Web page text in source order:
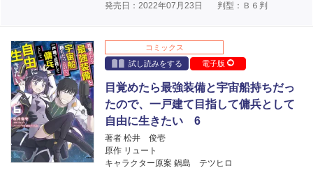
発売日：2022年07月23日 判型：Ｂ６判
コミックス
試し読みをする
電子版
目覚めたら最強装備と宇宙船持ちだっ
たので、一戸建て目指して傭兵として
自由に生きたい 6
著者 松井 俊壱
原作 リュート
キャラクター原案 鍋島 テツヒロ